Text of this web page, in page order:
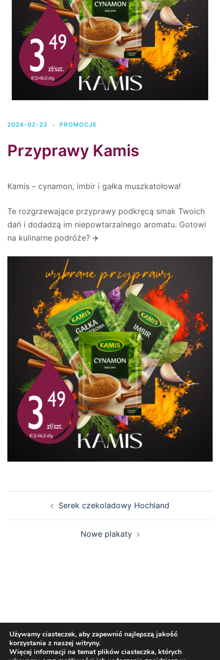
2024-02-23 PROMOCJE
Przyprawy Kamis
Kamis – cynamon, imbir i gałka muszkatołowa!
Te rozgrzewające przyprawy podkręcą smak Twoich
dań i dodadzą im niepowtarzalnego aromatu. Gotowi
na kulinarne podróże? ✈️
Serek czekoladowy Hochland
Nowe plakaty
© 2026 Kropla Polski Detal - Źródło udanych
Używamy ciasteczek, aby zapewnić najlepszą jakość
korzystania z naszej witryny.
Więcej informacji na temat plików ciasteczka, których